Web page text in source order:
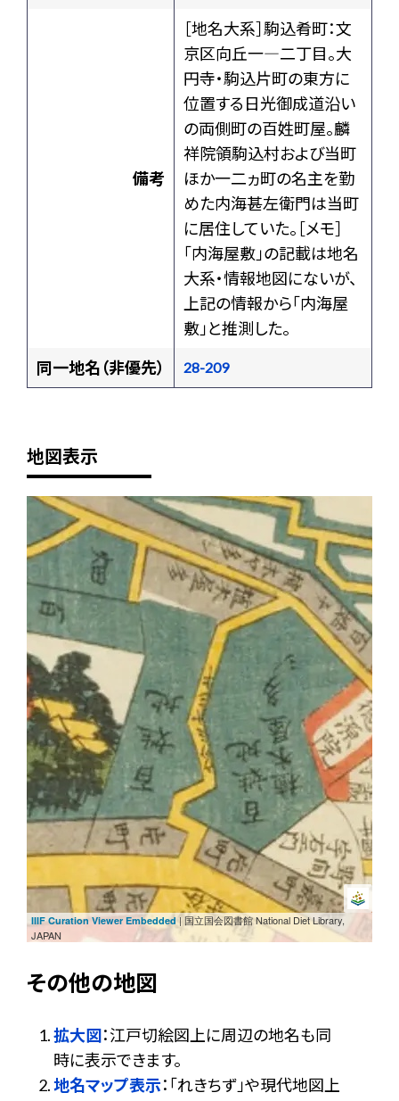
備考
［地名大系］駒込肴町：文
京区向丘一―二丁目。大
円寺・駒込片町の東方に
位置する日光御成道沿い
の両側町の百姓町屋。麟
祥院領駒込村および当町
ほか一二ヵ町の名主を勤
めた内海甚左衛門は当町
に居住していた。［メモ］
「内海屋敷」の記載は地名
大系・情報地図にないが、
上記の情報から「内海屋
敷」と推測した。
同一地名（非優先）
28-209
地図表示
+
-
IIIF Curation Viewer Embedded | 国立国会図書館 National Diet Library,
JAPAN
その他の地図
拡大図：江戸切絵図上に周辺の地名も同
時に表示できます。
地名マップ表示：「れきちず」や現代地図上